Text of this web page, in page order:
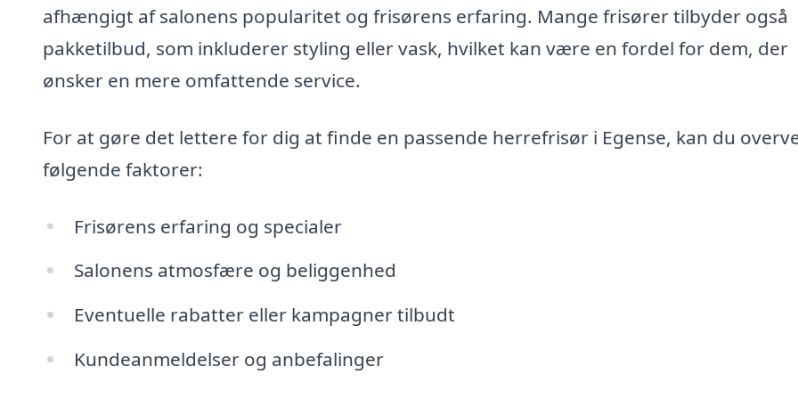
afhængigt af salonens popularitet og frisørens erfaring. Mange frisører tilbyder også
pakketilbud, som inkluderer styling eller vask, hvilket kan være en fordel for dem, der
ønsker en mere omfattende service.
For at gøre det lettere for dig at finde en passende herrefrisør i Egense, kan du
følgende faktorer:
Frisørens erfaring og specialer
Salonens atmosfære og beliggenhed
Eventuelle rabatter eller kampagner tilbudt
Kundeanmeldelser og anbefalinger